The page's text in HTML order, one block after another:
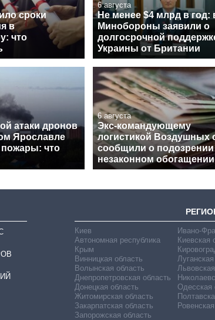
сроки
в
что
6 августа
Не менее $4 млрд в год:
Минобороны заявили о
долгосрочной
Украины от Британии
атаки дронов
Ярославле
что
6 августа
Экс-командующему
логистикой Воздушных
сообщили о подозрении
незаконном обогащении
Киев
Автономная республика
Крым
Винницкая область
Волынская область
Днепропетровская область
Донецкая область
Житомирская область
Закарпатская область
Запорожская область
Ивано-
Киевская
Одесская